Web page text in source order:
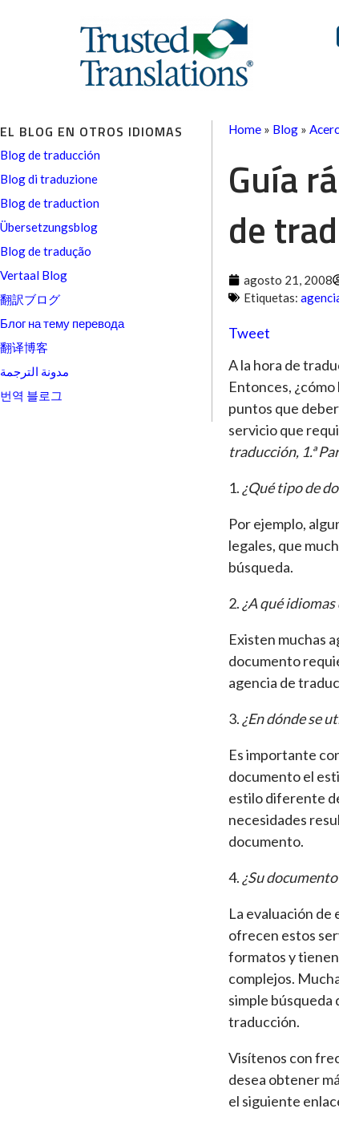
EL BLOG EN OTROS IDIOMAS
Blog de traducción
Blog di traduzione
Blog de traduction
Übersetzungsblog
Blog de tradução
Vertaal Blog
翻訳ブログ
Блог на тему перевода
翻译博客
مدونة الترجمة
번역 블로그
Home » Blog »
Guía
de
agosto 21, 2008
Etiquetas:
Tweet
A la hora de
Entonces,
puntos que
servicio que
traducción, 1.ª
1. ¿Qué tipo de
Por ejemplo,
legales, que
búsqueda.
2. ¿A qué
Existen muchas
documento
agencia de
3. ¿En dónde se
Es importante
documento el
estilo diferente
necesidades
documento.
4. ¿Su
La evaluación
ofrecen estos
formatos y
complejos.
simple búsqueda
traducción.
Visítenos con
desea obtener
el siguiente